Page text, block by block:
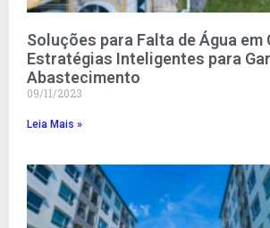
Soluções para Falta de Água em
Estratégias Inteligentes para
Abastecimento
09/11/2023
Leia Mais »